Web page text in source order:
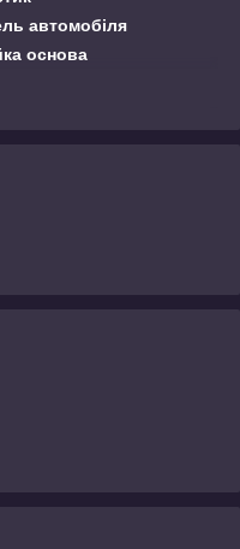
автомобіля
основа